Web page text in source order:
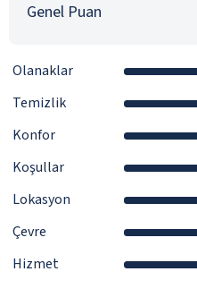
Genel Puan
Olanaklar
Temizlik
Konfor
Koşullar
Lokasyon
Çevre
Hizmet